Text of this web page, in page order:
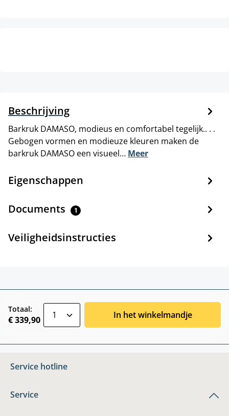
Beschrijving
Barkruk DAMASO, modieus en comfortabel tegelijk.. . .
Gebogen vormen en modieuze kleuren maken de
barkruk DAMASO een visueel… Meer
Eigenschappen
Documents 1
Veiligheidsinstructies
Totaal:
€ 339,90 In het winkelmandje
Service hotline
Service